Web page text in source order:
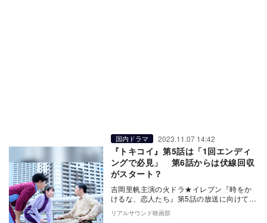
国内ドラマ 2023.11.07 14:42
『トキコイ』第5話は「1回エンディ
ングで必見」 第6話からは伏線回収
がスタート？
吉岡里帆主演の火ドラ★イレブン『時をか
けるな、恋人たち』第5話の放送に向けて、
レギュラーキャストの石田剛太、第5話ゲス
トの今野浩…
リアルサウンド映画部